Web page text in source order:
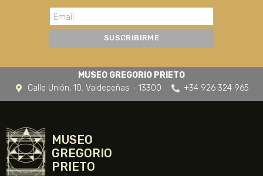
NOTICIAS
MUSEO GREGORIO PRIETO
Calle Unión, 10. Valdepeñas - 13300
+34 926 324 965
MUSEO
GREGORIO
PRIETO